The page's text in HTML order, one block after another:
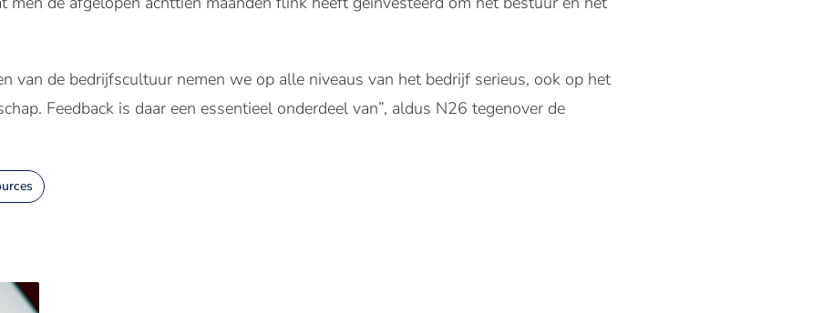
van de bedrijfscultuur nemen we op alle niveaus van het bedrijf serieus, ook op het
Feedback is daar een essentieel onderdeel van”, aldus N26 tegenover de